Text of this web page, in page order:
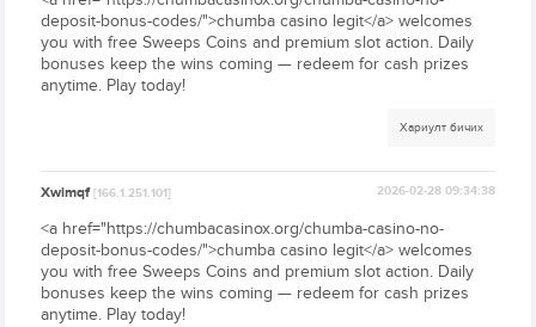
deposit-bonus-codes/">chumba casino legit</a> welcomes
you with free Sweeps Coins and premium slot action. Daily
bonuses keep the wins coming — redeem for cash prizes
anytime. Play today!
Хариулт бичих
Xwimqf[166.1.251.101] 2026-02-28 09:34:38
<a href="https://chumbacasinox.org/chumba-casino-no-
deposit-bonus-codes/">chumba casino legit</a> welcomes
you with free Sweeps Coins and premium slot action. Daily
bonuses keep the wins coming — redeem for cash prizes
anytime. Play today!